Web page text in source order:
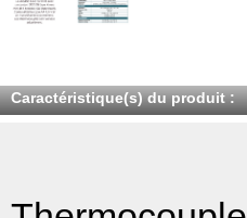
Caractéristique(s) du produit :